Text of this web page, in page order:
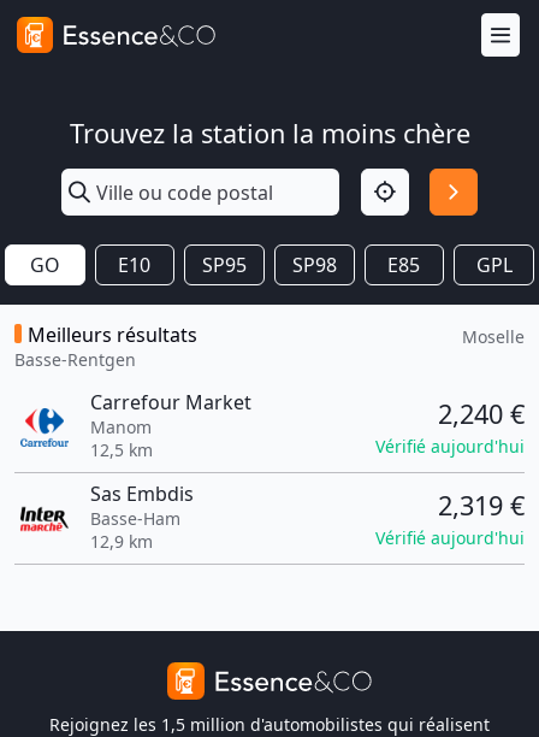
Trouvez la station la moins chère
GO E10 SP95 SP98 E85 GPL
Meilleurs résultats
Basse-Rentgen
Moselle
Carrefour Market
Manom
12,5 km
2,240 €
Vérifié aujourd'hui
Sas Embdis
Basse-Ham
12,9 km
2,319 €
Vérifié aujourd'hui
Rejoignez les 1,5 million d'automobilistes qui réalisent